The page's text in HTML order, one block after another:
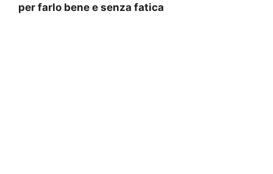
per farlo bene e senza fatica